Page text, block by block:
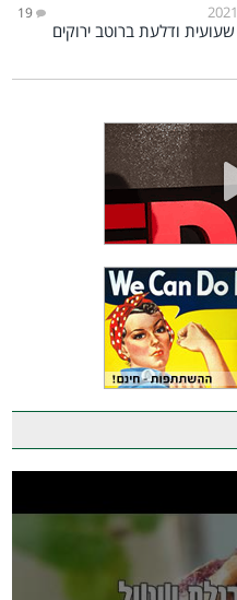
19
ודלעת ברוטב ירוקים